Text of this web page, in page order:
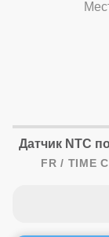
Датчик NTC
FR / TIME